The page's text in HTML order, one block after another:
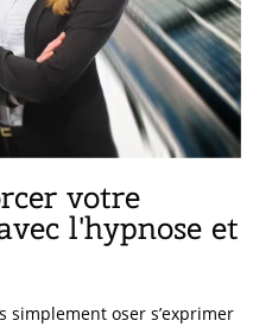
votre
l'hypnose et
simplement oser s’exprimer